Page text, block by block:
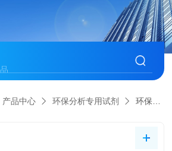
产品中心 环保分析专用试剂 环保分析专用试剂